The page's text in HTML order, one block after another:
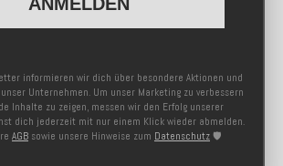
informieren wir dich über besondere Aktionen und
Unternehmen. Um unser Marketing zu verbessern
Inhalte zu zeigen, messen wir den Erfolg unserer
dich jederzeit mit nur einem Klick wieder abmelden.
AGB sowie unsere Hinweise zum Datenschutz 🛡️